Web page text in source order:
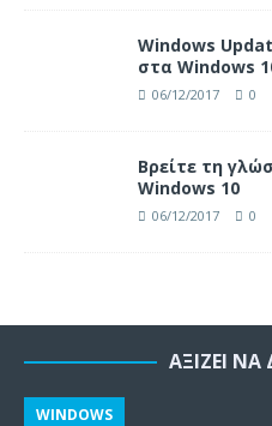
Windows
στα Windows
06/12/2017 0
Βρείτε τη
Windows 10
06/12/2017 0
ΑΞΊΖΕΙ ΝΑ
WINDOWS